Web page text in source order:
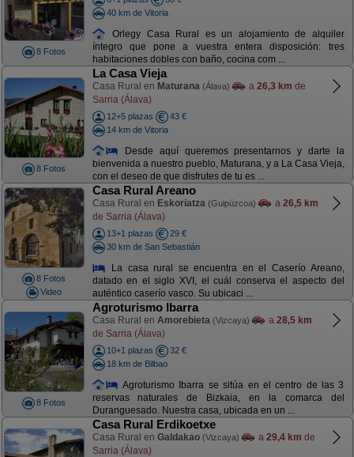
8 Fotos
40 km de Vitoria
Orlegy Casa Rural es un alojamiento de alquiler
íntegro que pone a vuestra entera disposición: tres
habitaciones dobles con baño, cocina com ...
8 Fotos
La Casa Vieja
Casa Rural en Maturana (Álava) a 26,3 km de
Sarria (Álava)
12+5 plazas
43 €
14 km de Vitoria
Desde aquí queremos presentarnos y darte la
bienvenida a nuestro pueblo, Maturana, y a La Casa Vieja,
con el deseo de que disfrutes de tu es ...
8 Fotos
Video
Casa Rural Areano
Casa Rural en Eskoriatza (Guipúzcoa) a 26,5 km
de Sarria (Álava)
13+1 plazas
29 €
30 km de San Sebastián
La casa rural se encuentra en el Caserío Areano,
datado en el siglo XVI, el cuál conserva el aspecto del
auténtico caserío vasco. Su ubicaci ...
8 Fotos
Agroturismo Ibarra
Casa Rural en Amorebieta (Vizcaya) a 28,5 km
de Sarria (Álava)
10+1 plazas
32 €
18 km de Bilbao
Agroturismo Ibarra se sitúa en el centro de las 3
reservas naturales de Bizkaia, en la comarca del
Duranguesado. Nuestra casa, ubicada en un ...
Casa Rural Erdikoetxe
Casa Rural en Galdakao (Vizcaya) a 29,4 km de
Sarria (Álava)